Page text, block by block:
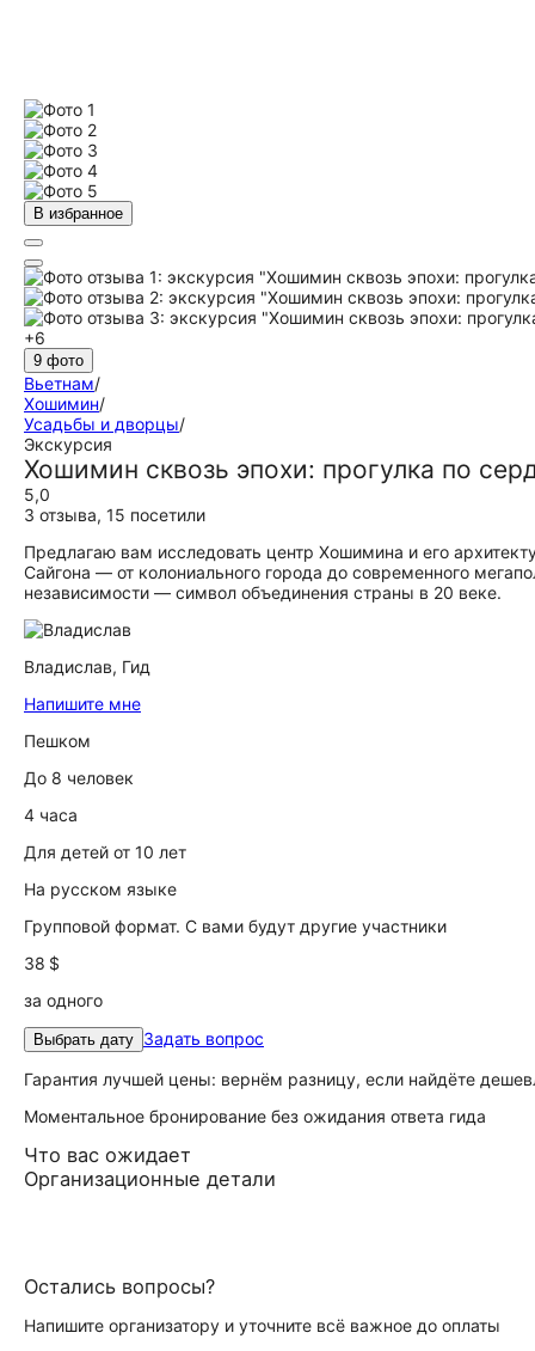
В избранное
+6
9 фото
Вьетнам/
Хошимин/
Усадьбы и дворцы/
Экскурсия
Хошимин сквозь эпохи: прогулка по
5,0
3 отзыва, 15 посетили
Предлагаю вам исследовать центр Хошимина и его
Сайгона — от колониального города до современного
независимости — символ объединения страны в 20 веке.
Владислав, Гид
Напишите мне
Пешком
До 8 человек
4 часа
Для детей от 10 лет
На русском языке
Групповой формат. С вами будут другие участники
38 $
за одного
Выбрать дату Задать вопрос
Гарантия лучшей цены: вернём разницу, если найдёте
Моментальное бронирование без ожидания ответа гида
Что вас ожидает
Организационные детали
Остались вопросы?
Напишите организатору и уточните всё важное до оплаты